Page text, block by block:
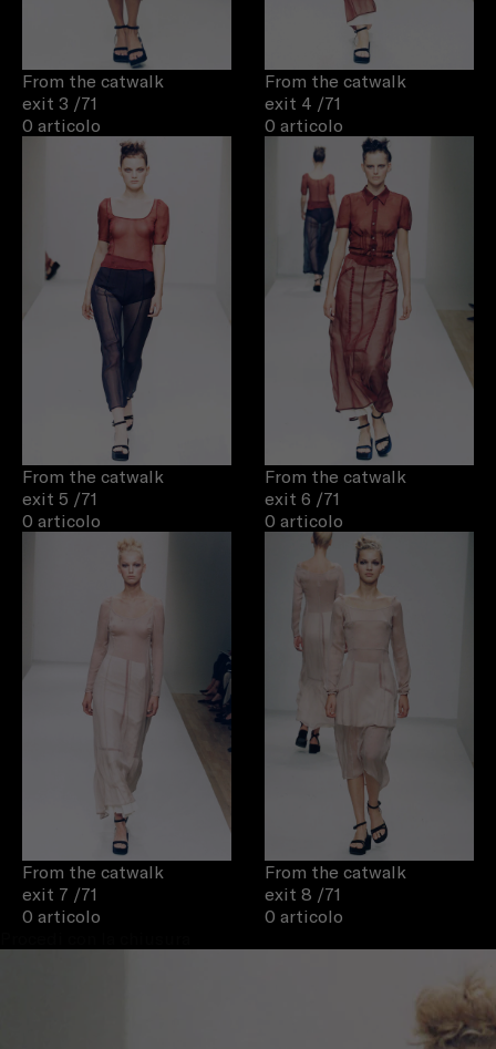
From the catwalk
exit 3 /71
0 articolo
From the catwalk
exit 4 /71
0 articolo
From the catwalk
exit 5 /71
0 articolo
From the catwalk
exit 6 /71
0 articolo
From the catwalk
exit 7 /71
0 articolo
From the catwalk
exit 8 /71
0 articolo